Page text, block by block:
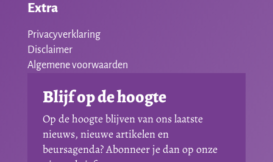
Extra
Privacyverklaring
Disclaimer
Algemene voorwaarden
Blijf op de hoogte
Op de hoogte blijven van ons laatste
nieuws, nieuwe artikelen en
beursagenda? Abonneer je dan op onze